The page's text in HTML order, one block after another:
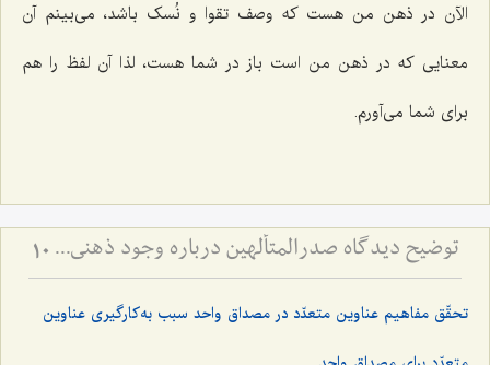
الآن در ذهن من هست که وصف تقوا و نُسک باشد، می‌بینم آن
معنایی که در ذهن من است باز در شما هست، لذا آن لفظ را هم
برای شما می‌آورم.
توضیح دیدگاه صدرالمتألهین درباره وجود ذهنی - نسبت حمل اولی ذاتی و حمل شایع در حل اشکال جزئی و کلی 10
تحقّق مفاهیم عناوین متعدّد در مصداق واحد سبب به‌کارگیری عناوین